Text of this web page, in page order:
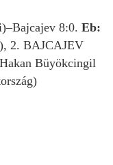
8:0. Eb:
2. BAJCAJEV
Büyökcingil